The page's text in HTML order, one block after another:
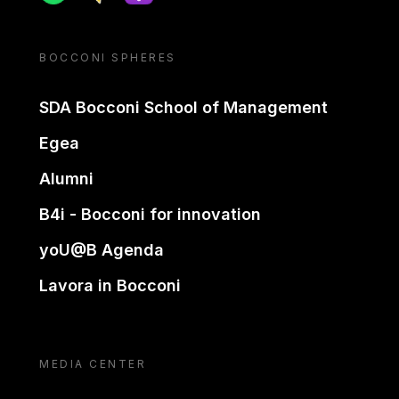
BOCCONI SPHERES
SDA Bocconi School of Management
Egea
Alumni
B4i - Bocconi for innovation
yoU@B Agenda
Lavora in Bocconi
MEDIA CENTER